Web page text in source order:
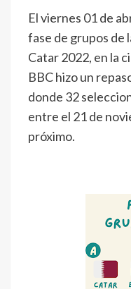
El viernes 01 de
fase de grupos de
Catar 2022, en la
BBC hizo un
donde 32
entre el 21 de
próximo.